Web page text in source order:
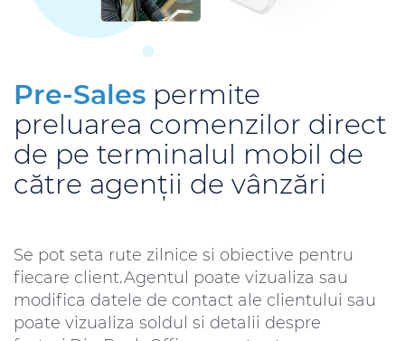
Pre-Sales permite
preluarea comenzilor direct
de pe terminalul mobil de
către agenţii de vânzări
Se pot seta rute zilnice si obiective pentru
fiecare client.Agentul poate vizualiza sau
modifica datele de contact ale clientului sau
poate vizualiza soldul si detalii despre